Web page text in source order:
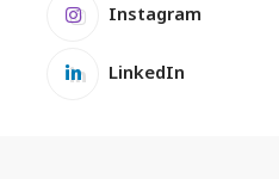
Instagram
LinkedIn